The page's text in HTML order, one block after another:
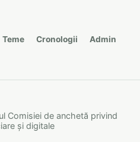
Teme Cronologii Admin
Comisiei de anchetă privind
și digitale